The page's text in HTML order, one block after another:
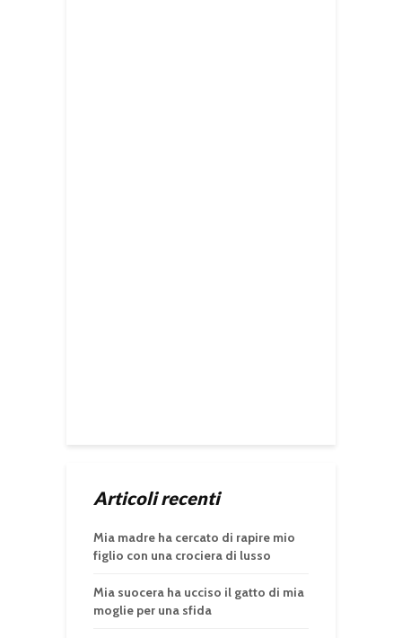
Articoli recenti
Mia madre ha cercato di rapire mio
figlio con una crociera di lusso
Mia suocera ha ucciso il gatto di mia
moglie per una sfida